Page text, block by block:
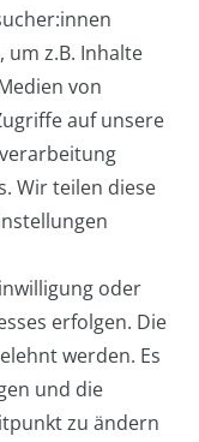
AB DIE POST
um z.B. Inhalte
von
auf unsere
Wir teilen diese
oder
erfolgen. Die
werden. Es
und die
zu ändern